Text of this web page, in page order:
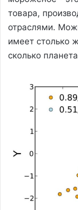
товара,
отраслями.
имеет столько
сколько